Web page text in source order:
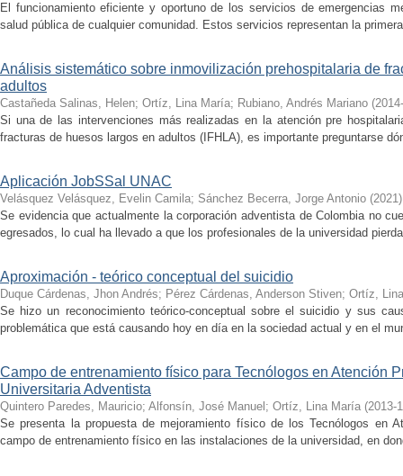
El funcionamiento eficiente y oportuno de los servicios de emergencias
salud pública de cualquier comunidad. Estos servicios representan la
Análisis sistemático sobre inmovilización prehospitalaria de
adultos
Castañeda Salinas, Helen; Ortíz, Lina María; Rubiano, Andrés Mariano (
Si una de las intervenciones más realizadas en la atención pre
fracturas de huesos largos en adultos (IFHLA), es importante preguntarse
Aplicación JobSSal UNAC
Velásquez Velásquez, Evelin Camila; Sánchez Becerra, Jorge Antonio (2021)
Se evidencia que actualmente la corporación adventista de Colombia no
egresados, lo cual ha llevado a que los profesionales de la universidad
Aproximación - teórico conceptual del suicidio
Duque Cárdenas, Jhon Andrés; Pérez Cárdenas, Anderson Stiven; Ortíz,
Se hizo un reconocimiento teórico-conceptual sobre el suicidio y sus
problemática que está causando hoy en día en la sociedad actual y en el
Campo de entrenamiento físico para Tecnólogos en Atención
Universitaria Adventista
Quintero Paredes, Mauricio; Alfonsín, José Manuel ; Ortíz, Lina María (2013-
Se presenta la propuesta de mejoramiento físico de los Tecnólogos en
campo de entrenamiento físico en las instalaciones de la universidad, en